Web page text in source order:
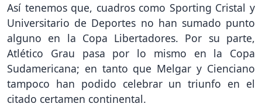
Así tenemos que, cuadros como Sporting Cristal y
Universitario de Deportes no han sumado punto
alguno en la Copa Libertadores. Por su parte,
Atlético Grau pasa por lo mismo en la Copa
Sudamericana; en tanto que Melgar y Cienciano
tampoco han podido celebrar un triunfo en el
citado certamen continental.